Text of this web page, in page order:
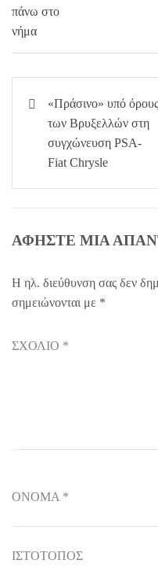
Πλοήγηση
άρθρων
«Πράσινο» υπό όρους
των Βρυξελλών στη
συγχώνευση PSA-
Fiat Chrysle
ΑΦΉΣΤΕ ΜΙΑ
Η ηλ. διεύθυνση σας δεν
σημειώνονται με *
ΣΧΌΛΙΟ *
ΌΝΟΜΑ *
ΙΣΤΌΤΟΠΟΣ